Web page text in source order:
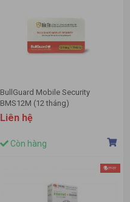
BullGuard Mobile Security
BMS12M (12 tháng)
Liên hệ
Còn hàng